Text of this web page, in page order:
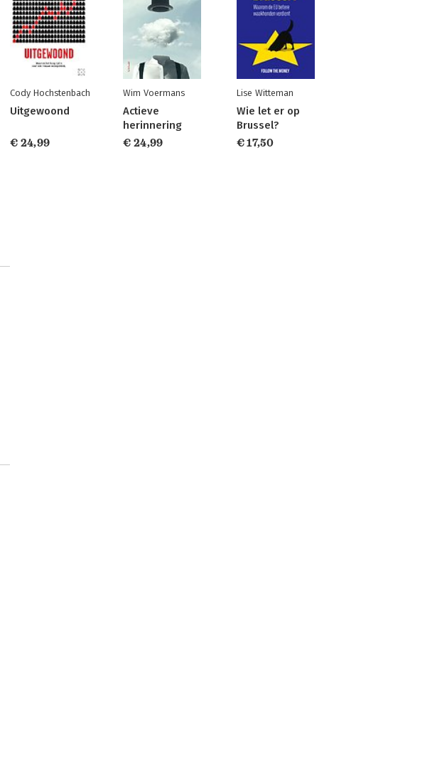
Cody Hochstenbach
Uitgewoond
€ 24,99
Wim Voermans
Actieve
herinnering
€ 24,99
Lise Witteman
Wie let er op
Brussel?
€ 17,50